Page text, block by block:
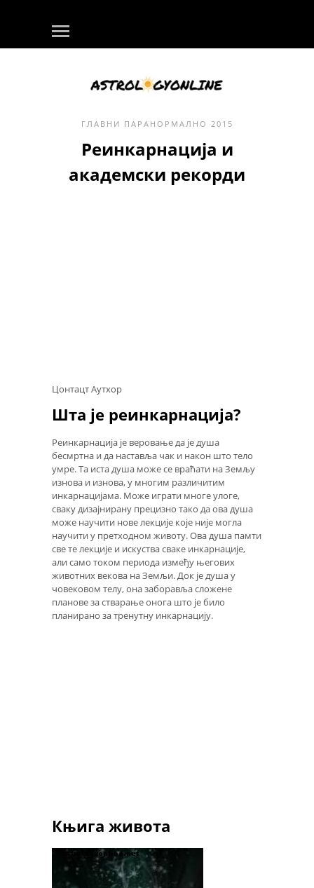
ГЛАВНИ ПАРАНОРМАЛНО 2015
Реинкарнација и
академски рекорди
Цонтацт Аутхор
Шта је реинкарнација?
Реинкарнација је веровање да је душа
бесмртна и да наставља чак и након што тело
умре. Та иста душа може се враћати на Земљу
изнова и изнова, у многим различитим
инкарнацијама. Може играти многе улоге,
сваку дизајнирану прецизно тако да ова душа
може научити нове лекције које није могла
научити у претходном животу. Ова душа памти
све те лекције и искуства сваке инкарнације,
али само током периода између његових
животних векова на Земљи. Док је душа у
човековом телу, она заборавља сложене
планове за стварање онога што је било
планирано за тренутну инкарнацију.
Књига живота